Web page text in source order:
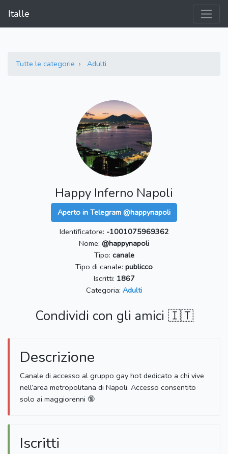
Italle
Tutte le categorie Adulti
Happy Inferno Napoli
Aperto in Telegram @happynapoli
Identificatore: -1001075969362
Nome: @happynapoli
Tipo: canale
Tipo di canale: publicco
Iscritti: 1867
Categoria: Adulti
Condividi con gli amici 🇮🇹
Descrizione
Canale di accesso al gruppo gay hot dedicato a chi vive
nell’area metropolitana di Napoli. Accesso consentito
solo ai maggiorenni 🔞
Iscritti